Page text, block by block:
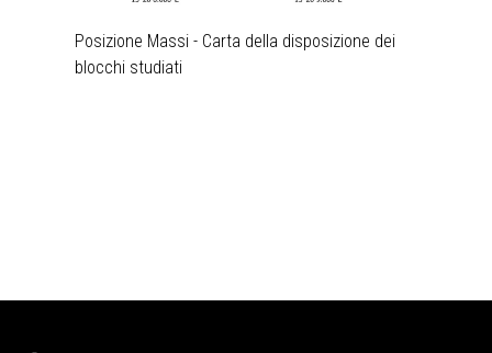
Posizione Massi - Carta della disposizione dei
blocchi studiati